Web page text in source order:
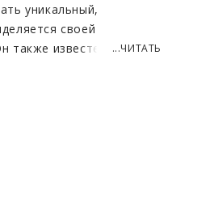
уникальный,
своей
также известен своей
...ЧИТАТЬ